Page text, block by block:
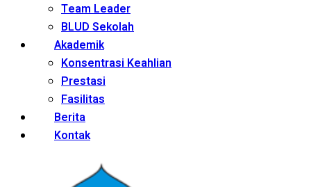
Team Leader
BLUD Sekolah
Akademik
Konsentrasi Keahlian
Prestasi
Fasilitas
Berita
Kontak